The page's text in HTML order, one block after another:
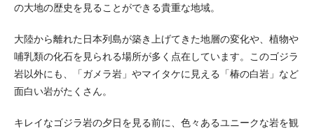
の大地の歴史を見ることができる貴重な地域。
大陸から離れた日本列島が築き上げてきた地層の変化や、植物や
哺乳類の化石を見られる場所が多く点在しています。このゴジラ
岩以外にも、「ガメラ岩」やマイタケに見える「椿の白岩」など
面白い岩がたくさん。
キレイなゴジラ岩の夕日を見る前に、色々あるユニークな岩を観